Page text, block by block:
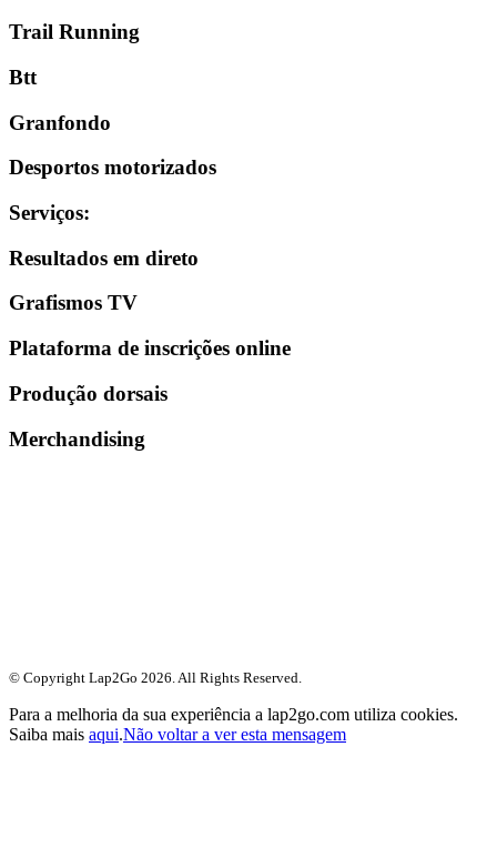
Trail Running
Btt
Granfondo
Desportos motorizados
Serviços:
Resultados em direto
Grafismos TV
Plataforma de inscrições online
Produção dorsais
Merchandising
© Copyright Lap2Go 2026. All Rights Reserved.
Para a melhoria da sua experiência a lap2go.com utiliza cookies.
Saiba mais aqui.Não voltar a ver esta mensagem